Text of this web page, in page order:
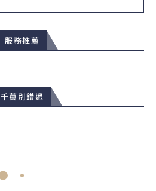
服務推薦
千萬別錯過